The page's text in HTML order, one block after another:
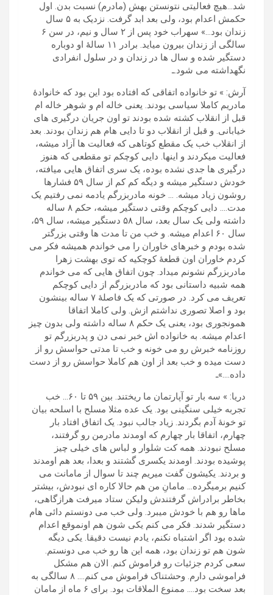
شد…هیچ فعالیتی نتونستن بهش (مادرم) نسبت بدن. اول
حکمش اعدام بود، ولی بعد ابد گرفت. نزدیک به ۵ سال
زندان بود…» سهراب خود پس از ۲ سال و نیم، در سن ۶
سالگی از زندان بیرون میاید. برادر ۱۱ سالۀ او دوباره
دستگیر شده و سال ها در زندان و در سلول انفرادی
نگهداشته می شود.ـ
آرش: » تو خانواده اتفاقی که افتاده بود این بود که خانوادۀ
مادریم کاملا سیاسی بودند. یعنی خاله ام و شوهر خاله ام
قبل از انقلاب کشته شده بودند تو اون جریان درگیری های
خیابانی. و قبل از انقلاب دو تا دایی هام هم زندان بودند. بعد
از انقلاب خب یک مقطع کوتاهی که فعالیت ها آزاد میشه،
فعالیت میکردند و اینها. دایی کوچکم تو مقطعی که هنوز
درگیری ها جدی نشده بوده، یک سری اتفاق هایی میافته،
خودش دستگیر میشه و دیگه کم کم از سال ۵۹ فشارها
روشون زیاد میشه. … خونه مادربزرگم یادمه نمی رفتیم یک
مدت…. دایی کوچکم وقتی دستگیر میشه، حکم ۸ ساله
داشته ولی یک سال بعد، سال ۵۸ دستگیر میشه، سال ۵۹،
سال ۶۰ اعدام میشه. و خب من تا مدت ها وقتی بزرگتر
شده بودم و خبرهای خاوران را می خواندم همیشه فکر می
کردم خاوران اون قطعۀ کوچکیه که توی بهشت زهرا
مادربزرگم نشونم میداد. چون اتفاق هایی که می خواندم
همه شبیه داستانی بود که مادربزرگم از دایی کوچکم
تعریف می کرد. در صورتی که یک فاصلۀ ۷ ساله بینشون
بود و اصلا تصوری نداشتم ازش. ولی کاملا اتفاقا
همونجوری بود، یعنی یک حکم ۸ ساله داشته ولی بدون چیز
اعدام میشه. به خانواده اش خبر نمی دن و پدربزرگم تو
روزنامه خبرش رو می خونه و خب تا مدتی حواسش رو از
دست میده و خب بعد از اون هم کاملا حواسش رو از دست
داده….»ـ
دریا: » سه بار تو آپارتمان ما ریختند. بین ۵۹ تا ۶۰… خب
تجربه خیلی سنگینی بود. یک عده مثلا مسلح با اسلحه بیان
تو خونۀ آدم بگردند. زیاد جالب نبود. یک اتفاق افتاد بار
چهارم، اتفاقا بار چهارم که اومدند مادرمن رو گرفتند،
مسلح نبودند. همه کت شلوار و لباس های خیلی چیز
پوشیده بودند. اومدند یکسری گشتند و بعدا، بعد هم اومدند
و بردند. یکیشون گفت میریم چند تا سوال از مامانت می
کنیم برمیگرده… مامانِ من هم حالا کاره ای نبودش، بیشتر
بخاطر برادراش گرفتندش ولیکن ستاد میرفت هرازگاهی،
ماها رو هم با خودش میبرد. ولی خب می دونستم دائی هام
دستگیر شدند. فکر می کنم یکی شون هم اونموقع اعدام
شده بود اگر اشتباه نکنم، یادم نیست دقیقا. یکی دیگه
شون هم تو زندان بود، همه این ها رو خب می دونستم.
سعی کردم جزئیات رو فراموش کنم. الان هم مشکل
فراموشی دارم. وحشتناک فراموش می کنم…. ۸ سالگی به
بعد سخت بود…. ممنوع الملاقات بود. برای ۶ ماه از مامان